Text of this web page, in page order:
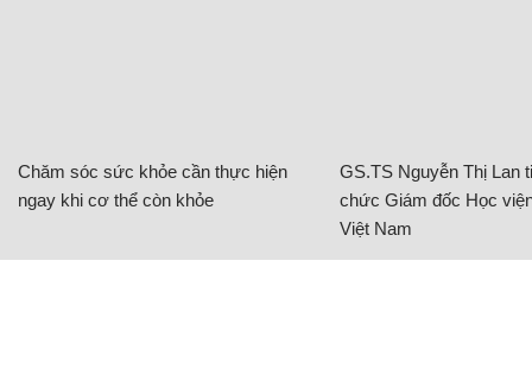
Chăm sóc sức khỏe cần thực hiện
ngay khi cơ thể còn khỏe
GS.TS Nguyễn Thị Lan
chức Giám đốc Học
Việt Nam